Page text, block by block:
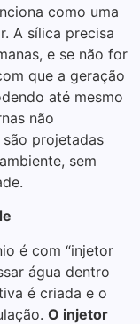
como uma
A sílica precisa
e se não for
que a geração
até mesmo
não
projetadas
sem
é com “injetor
água dentro
é criada e o
O injetor